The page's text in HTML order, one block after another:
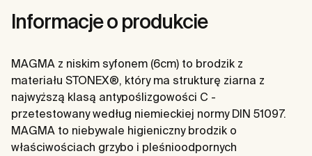
Informacje o produkcie
MAGMA z niskim syfonem (6cm) to brodzik z
materiału STONEX®, który ma strukturę ziarna z
najwyższą klasą antypoślizgowości C -
przetestowany według niemieckiej normy DIN 51097.
MAGMA to niebywale higieniczny brodzik o
właściwościach grzybo i pleśnioodpornych